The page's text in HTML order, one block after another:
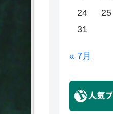
24
25
31
« 7月